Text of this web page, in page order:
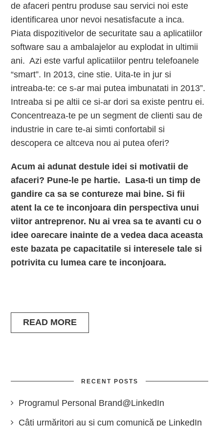
de afaceri pentru produse sau servici noi este
identificarea unor nevoi nesatisfacute a inca.
Piata dispozitivelor de securitate sau a aplicatiilor
software sau a ambalajelor au explodat in ultimii
ani. Azi este varful aplicatiilor pentru telefoanele
“smart”. In 2013, cine stie. Uita-te in jur si
intreaba-te: ce s-ar mai putea imbunatati in 2013”.
Intreaba si pe altii ce si-ar dori sa existe pentru ei.
Concentreaza-te pe un segment de clienti sau de
industrie in care te-ai simti confortabil si
descopera ce altceva nou ai putea oferi?
Acum ai adunat destule idei si motivatii de
afaceri? Pune-le pe hartie. Lasa-ti un timp de
gandire ca sa se contureze mai bine. Si fii
atent la ce te inconjoara din perspectiva unui
viitor antreprenor. Nu ai vrea sa te avanti cu o
idee oarecare inainte de a vedea daca aceasta
este bazata pe capacitatile si interesele tale si
potrivita cu lumea care te inconjoara.
READ MORE
RECENT POSTS
Programul Personal Brand@LinkedIn
Câți urmăritori au și cum comunică pe LinkedIn